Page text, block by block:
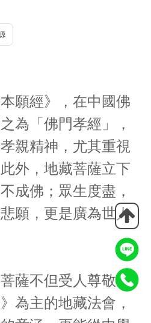
經》，在中國佛
為「佛門孝經」，
親精神，尤其重視
外，地藏菩薩立下
成佛；眾生度盡，
願，更是廣為世人
不但受人尊敬，
為主的地藏法會，